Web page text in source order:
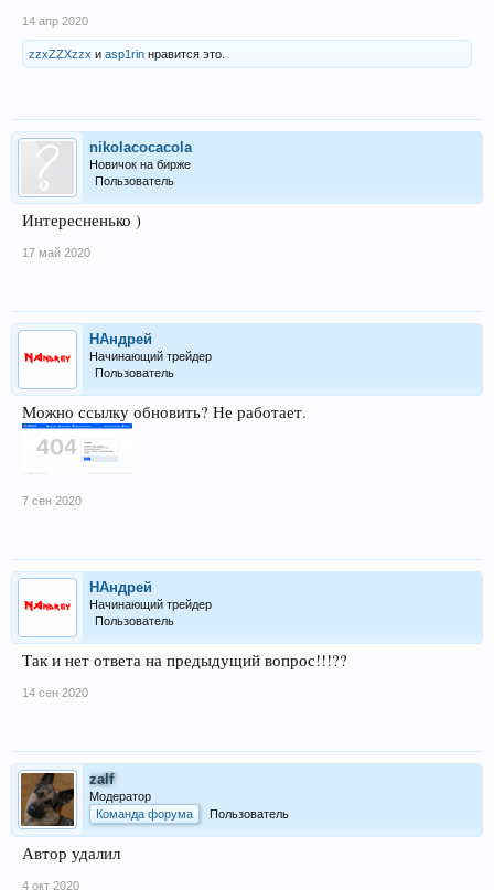
14 апр 2020
zzxZZXzzx и asp1rin нравится это.
nikolacocacola
Новичок на бирже
Пользователь
Интересненько )
17 май 2020
НАндрей
Начинающий трейдер
Пользователь
Можно ссылку обновить? Не работает.
7 сен 2020
НАндрей
Начинающий трейдер
Пользователь
Так и нет ответа на предыдущий вопрос!!!??
14 сен 2020
zalf
Модератор
Команда форума
Пользователь
Автор удалил
4 окт 2020